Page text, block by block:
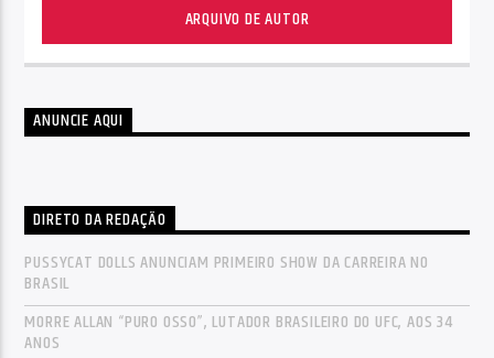
ARQUIVO DE AUTOR
ANUNCIE AQUI
DIRETO DA REDAÇÃO
PUSSYCAT DOLLS ANUNCIAM PRIMEIRO SHOW DA CARREIRA NO
BRASIL
MORRE ALLAN “PURO OSSO”, LUTADOR BRASILEIRO DO UFC, AOS 34
ANOS